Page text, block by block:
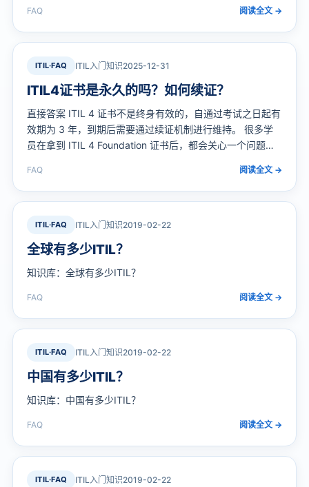
国内的软考证书那样抵扣个税？下面我们从政策依据、证书
类型和投资回报三个角…
FAQ 阅读全文 →
ITIL·FAQ ITIL入门知识2025-12-31
ITIL4证书是永久的吗？如何续证？
直接答案 ITIL 4 证书不是终身有效的，自通过考试之日起有
效期为 3 年，到期后需要通过续证机制进行维持。 很多学
员在拿到 ITIL 4 Foundation 证书后，都会关心一个问题：
得提前规划的一件事。本文将围绕 ITIL 4 证书的有效期、续
证要…
FAQ 阅读全文 →
ITIL·FAQ ITIL入门知识2019-02-22
全球有多少ITIL？
知识库：全球有多少ITIL？
FAQ 阅读全文 →
ITIL·FAQ ITIL入门知识2019-02-22
中国有多少ITIL？
知识库：中国有多少ITIL？
FAQ 阅读全文 →
ITIL·FAQ ITIL入门知识2019-02-22